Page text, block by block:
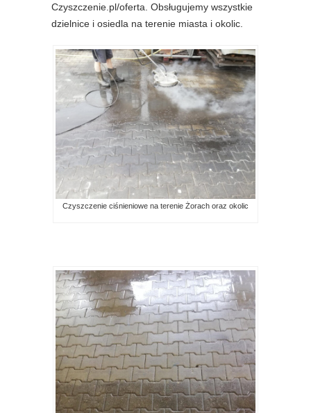
Czyszczenie.pl/oferta. Obsługujemy wszystkie
dzielnice i osiedla na terenie miasta i okolic.
Czyszczenie ciśnieniowe na terenie Żorach oraz okolic